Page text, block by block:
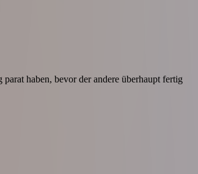
haben, bevor der andere überhaupt fertig